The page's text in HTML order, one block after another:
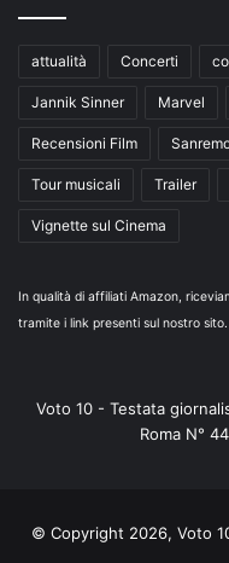
attualità Concerti
Jannik Sinner Marvel
Recensioni Film
Tour musicali Trailer
Vignette sul Cinema
In qualità di affiliati Amazon,
tramite i link presenti sul nostro sito.
Voto 10 - Testata
Roma N°
© Copyright 2026, Voto